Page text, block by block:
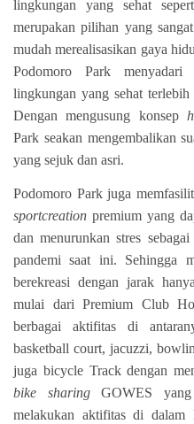
lingkungan yang sehat
merupakan pilihan yang
mudah merealisasikan gaya
Podomoro Park
lingkungan yang sehat
Dengan mengusung konsep
Park seakan mengembalikan
yang sejuk dan asri.
Podomoro Park juga
sportcreation premium yang
dan menurunkan stres
pandemi saat ini. Sehingga
berekreasi dengan jarak
mulai dari Premium Club
berbagai aktifitas di
basketball court, jacuzzi,
juga bicycle Track dengan
bike sharing GOWES
melakukan aktifitas di dalam